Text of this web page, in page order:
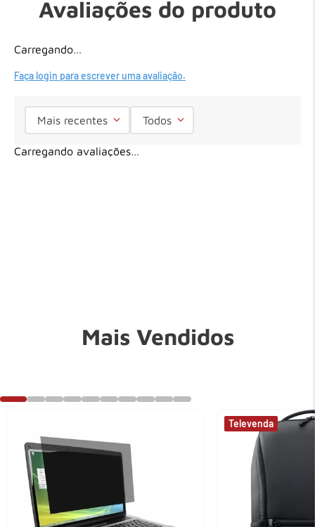
Avaliações do produto
Carregando…
Faça login para escrever uma avaliação.
Mais recentes Todos
Carregando avaliações…
Mais Vendidos